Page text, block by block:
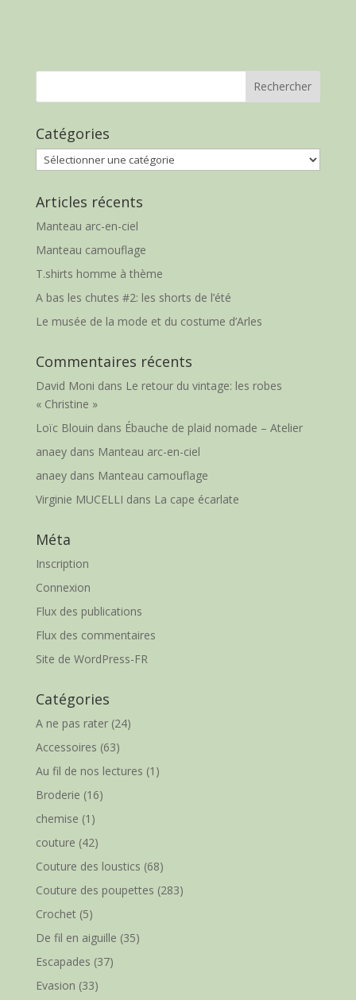
Catégories
Catégories
Articles récents
Manteau arc-en-ciel
Manteau camouflage
T.shirts homme à thème
A bas les chutes #2: les shorts de l’été
Le musée de la mode et du costume d’Arles
Commentaires récents
David Moni dans Le retour du vintage: les robes
« Christine »
Loïc Blouin dans Ébauche de plaid nomade – Atelier
anaeydans Manteau arc-en-ciel
anaeydans Manteau camouflage
Virginie MUCELLI dans La cape écarlate
Méta
Inscription
Connexion
Flux des publications
Flux des commentaires
Site de WordPress-FR
Catégories
A ne pas rater(24)
Accessoires (63)
Au fil de nos lectures (1)
Broderie (16)
chemise (1)
couture (42)
Couture des loustics (68)
Couture des poupettes (283)
Crochet (5)
De fil en aiguille (35)
Escapades (37)
Evasion (33)